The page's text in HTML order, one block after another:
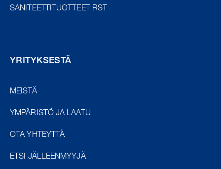
SANITEETTITUOTTEET RST
YRITYKSESTÄ
MEISTÄ
YMPÄRISTÖ JA LAATU
OTA YHTEYTTÄ
ETSI JÄLLEENMYYJÄ